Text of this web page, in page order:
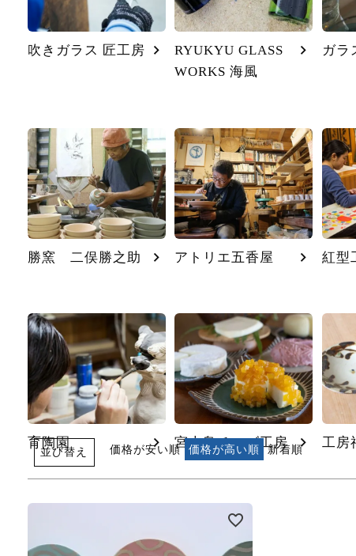
吹きガラス 匠工房
RYUKYU GLASS
WORKS 海風
ガラ
勝窯 二俣勝之助 アトリエ五香屋 紅型
育陶園 宮古島チーズ工房 工房
並び替え 価格が安い順 価格が高い順 新着順